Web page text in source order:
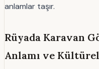
anlamlar taşır.
Rüyada Karavan
Anlamı ve